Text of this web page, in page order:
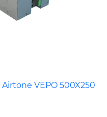
VEPO 500X250